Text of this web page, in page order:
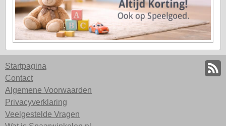
Startpagina
Contact
Algemene Voorwaarden
Privacyverklaring
Veelgestelde Vragen